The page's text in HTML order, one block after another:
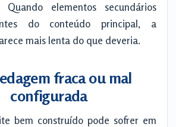
Quando elementos secundários
do conteúdo principal, a
mais lenta do que deveria.
fraca ou mal
configurada
bem construído pode sofrer em